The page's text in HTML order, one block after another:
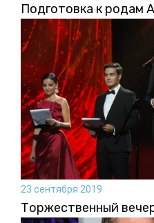
Подготовка к родам
23 сентября 2019
Торжественный